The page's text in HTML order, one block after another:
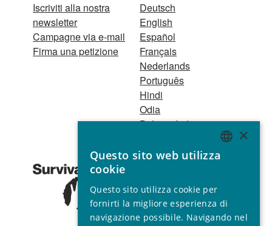
Iscriviti alla nostra
newsletter
Campagne via e-mail
Firma una petizione
Deutsch
English
Español
Français
Nederlands
Português
Hindi
Odia
Bahasa Indonesia
Registro Persone
1521 Registered
charity no. 267444 ©
2001 - 2026
ENGLISH
SPANISH
FRENCH
×
Questo sito web utilizza
cookie
Questo sito utilizza cookie per
fornirti la migliore esperienza di
navigazione possibile. Navigando nel